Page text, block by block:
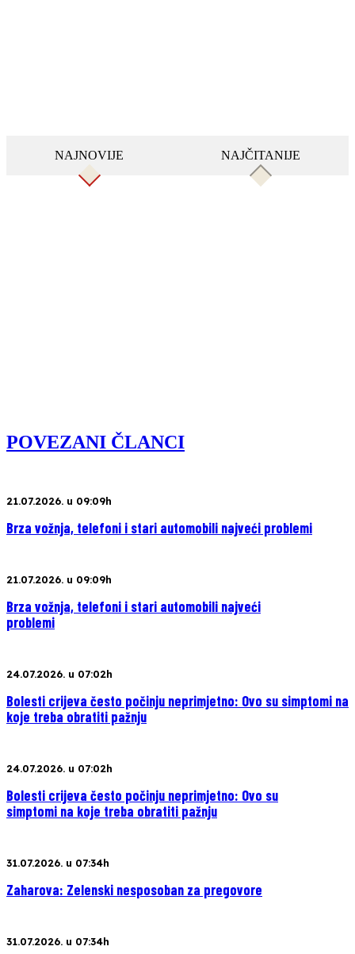
NAJNOVIJE NAJČITANIJE
POVEZANI ČLANCI
21.07.2026. u 09:09h
Brza vožnja, telefoni i stari automobili najveći problemi
21.07.2026. u 09:09h
Brza vožnja, telefoni i stari automobili najveći
problemi
24.07.2026. u 07:02h
Bolesti crijeva često počinju neprimjetno: Ovo su simptomi na
koje treba obratiti pažnju
24.07.2026. u 07:02h
Bolesti crijeva često počinju neprimjetno: Ovo su
simptomi na koje treba obratiti pažnju
31.07.2026. u 07:34h
Zaharova: Zelenski nesposoban za pregovore
31.07.2026. u 07:34h